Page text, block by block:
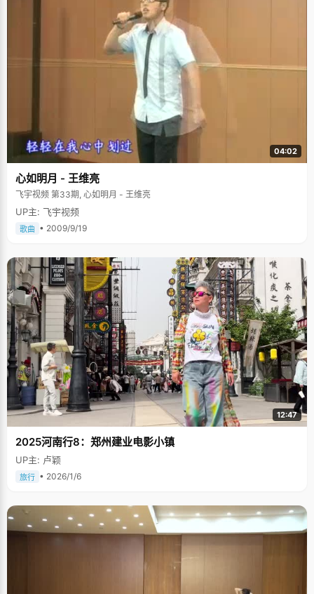
04:02
心如明月 - 王维亮
飞宇视频 第33期, 心如明月 - 王维亮
UP主: 飞宇视频
歌曲 • 2009/9/19
12:47
2025河南行8：郑州建业电影小镇
UP主: 卢颖
旅行 • 2026/1/6